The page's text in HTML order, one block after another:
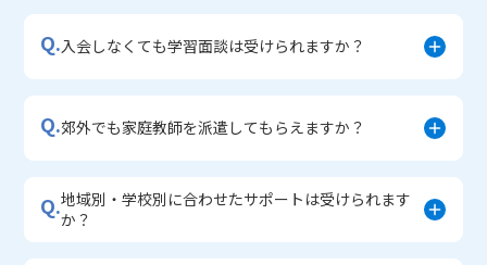
・学習習慣定着コース
Q.入会しなくても学習面談は受けられますか？
Q.郊外でも家庭教師を派遣してもらえますか？
Q.地域別・学校別に合わせたサポートは受けられます
か？